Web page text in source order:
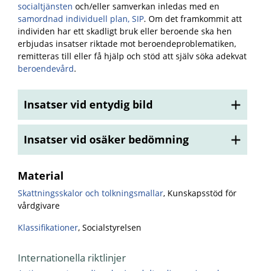
socialtjänsten och/eller samverkan inledas med en
samordnad individuell plan, SIP. Om det framkommit att
individen har ett skadligt bruk eller beroende ska hen
erbjudas insatser riktade mot beroendeproblematiken,
remitteras till eller få hjälp och stöd att själv söka adekvat
beroendevård.
Insatser vid entydig bild
Insatser vid osäker bedömning
Material
Skattningsskalor och tolkningsmallar, Kunskapsstöd för
vårdgivare
Klassifikationer, Socialstyrelsen
Internationella riktlinjer